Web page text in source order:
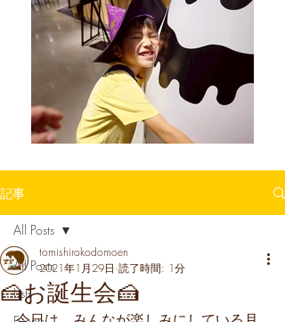
記事
All Posts
Lists
All Posts
🍰お誕生会🍰
tomishirokodomoen
2021年1月29日 読了時間: 1分